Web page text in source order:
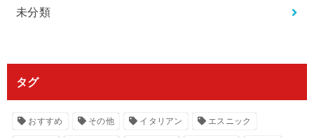
未分類
タグ
おすすめ その他 イタリアン エスニック